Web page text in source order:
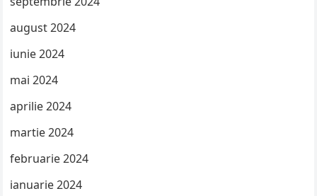
august 2024
iunie 2024
mai 2024
aprilie 2024
martie 2024
februarie 2024
ianuarie 2024